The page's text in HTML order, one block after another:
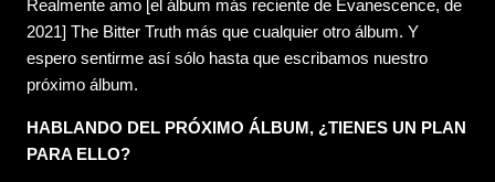
Realmente amo [el álbum más reciente de Evanescence, de
2021] The Bitter Truth más que cualquier otro álbum. Y
espero sentirme así sólo hasta que escribamos nuestro
próximo álbum.
HABLANDO DEL PRÓXIMO ÁLBUM, ¿TIENES UN PLAN
PARA ELLO?